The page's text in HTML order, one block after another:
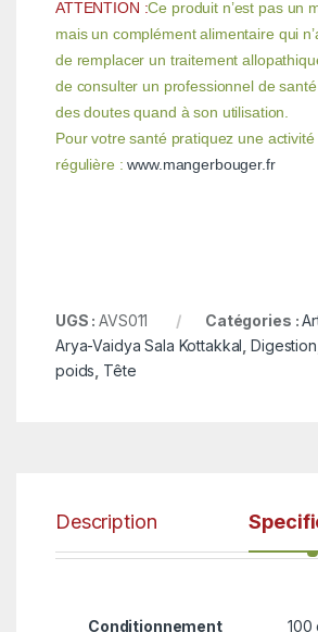
ATTENTION :Ce produit n’est pas un
mais un complément alimentaire qui
de remplacer un traitement
de consulter un professionnel de
des doutes quand à son utilisation.
Pour votre santé pratiquez une activité
régulière :www.mangerbouger.fr
UGS :AVS011 Catégories :
Arya-Vaidya Sala Kottakkal ,Digestion
poids Tête
Description
Conditionnement 100